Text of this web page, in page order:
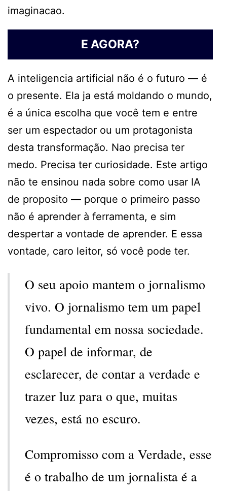
imaginacao.
E AGORA?
A inteligencia artificial não é o futuro — é
o presente. Ela ja está moldando o mundo,
é a única escolha que você tem e entre
ser um espectador ou um protagonista
desta transformação. Nao precisa ter
medo. Precisa ter curiosidade. Este artigo
não te ensinou nada sobre como usar IA
de proposito — porque o primeiro passo
não é aprender à ferramenta, e sim
despertar a vontade de aprender. E essa
vontade, caro leitor, só você pode ter.
O seu apoio mantem o jornalismo
vivo. O jornalismo tem um papel
fundamental em nossa sociedade.
O papel de informar, de
esclarecer, de contar a verdade e
trazer luz para o que, muitas
vezes, está no escuro.
Compromisso com a Verdade, esse
é o trabalho de um jornalista é a